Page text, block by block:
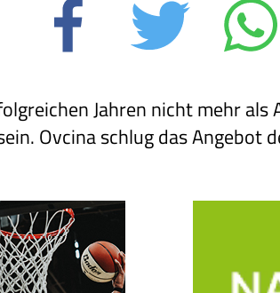
Jahren nicht mehr als
Ovcina schlug das Angebot